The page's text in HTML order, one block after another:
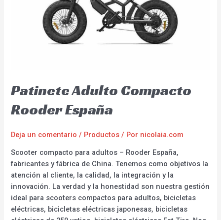
Patinete Adulto Compacto
Rooder España
Deja un comentario / Productos / Por nicolaia.com
Scooter compacto para adultos – Rooder España,
fabricantes y fábrica de China. Tenemos como objetivos la
atención al cliente, la calidad, la integración y la
innovación. La verdad y la honestidad son nuestra gestión
ideal para scooters compactos para adultos, bicicletas
eléctricas, bicicletas eléctricas japonesas, bicicletas